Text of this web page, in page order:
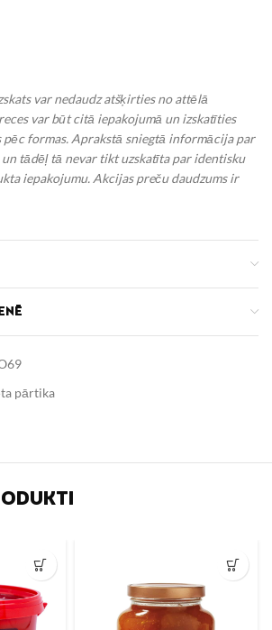
var nedaudz atšķirties no attēlā
var būt citā iepakojumā un izskatīties
pēc formas. Aprakstā sniegtā informācija par
tādēļ tā nevar tikt uzskatīta par identisku
iepakojumu. Akcijas preču daudzums ir
pārtika